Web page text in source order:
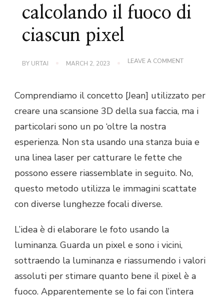
calcolando il fuoco di
ciascun pixel
BY URTAI MARCH 2, 2023 LEAVE A COMMENTON
IL
DI
Comprendiamo il concetto [Jean] utilizzato per
creare una scansione 3D della sua faccia, ma i
particolari sono un po ‘oltre la nostra
esperienza. Non sta usando una stanza buia e
una linea laser per catturare le fette che
possono essere riassemblate in seguito. No,
questo metodo utilizza le immagini scattate
con diverse lunghezze focali diverse.
L’idea è di elaborare le foto usando la
luminanza. Guarda un pixel e sono i vicini,
sottraendo la luminanza e riassumendo i valori
assoluti per stimare quanto bene il pixel è a
fuoco. Apparentemente se lo fai con l’intera